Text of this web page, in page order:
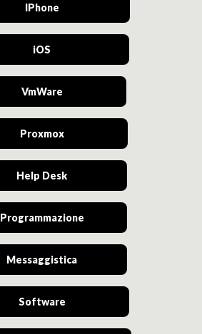
IPhone
iOS
VmWare
Proxmox
Help Desk
Programmazione
Messaggistica
Software